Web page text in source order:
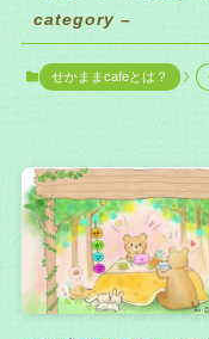
category –
せかままcafeとは？